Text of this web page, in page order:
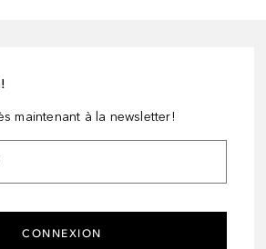
maintenant à la newsletter!
CONNEXION